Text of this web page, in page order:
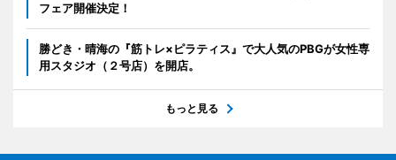
フェア開催決定！
勝どき・晴海の『筋トレ×ピラティス』で大人気のPBGが女性専
用スタジオ（２号店）を開店。
もっと見る